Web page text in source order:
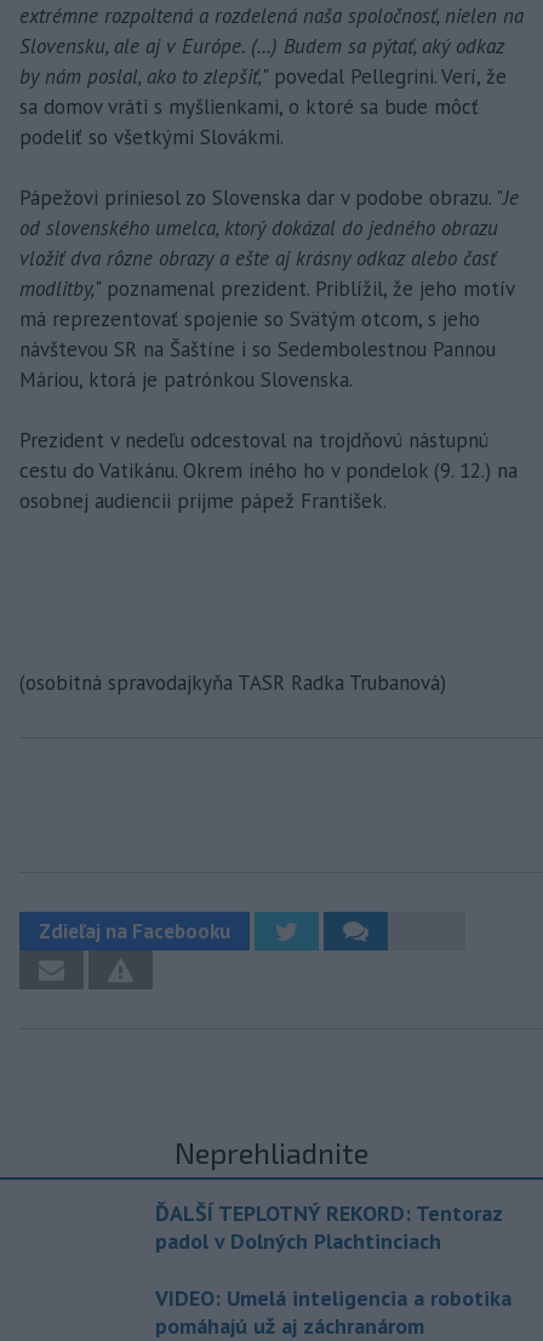
extrémne rozpoltená a rozdelená naša spoločnosť, nielen na
Slovensku, ale aj v Európe. (...) Budem sa pýtať, aký odkaz
by nám poslal, ako to zlepšiť," povedal Pellegrini. Verí, že
sa domov vráti s myšlienkami, o ktoré sa bude môcť
podeliť so všetkými Slovákmi.
Pápežovi priniesol zo Slovenska dar v podobe obrazu. "Je
od slovenského umelca, ktorý dokázal do jedného obrazu
vložiť dva rôzne obrazy a ešte aj krásny odkaz alebo časť
modlitby," poznamenal prezident. Priblížil, že jeho motív
má reprezentovať spojenie so Svätým otcom, s jeho
návštevou SR na Šaštíne i so Sedembolestnou Pannou
Máriou, ktorá je patrónkou Slovenska.
Prezident v nedeľu odcestoval na trojdňovú nástupnú
cestu do Vatikánu. Okrem iného ho v pondelok (9. 12.) na
osobnej audiencii prijme pápež František.
(osobitná spravodajkyňa TASR Radka Trubanová)
Zdieľaj na Facebooku
Neprehliadnite
ĎALŠÍ TEPLOTNÝ REKORD: Tentoraz
padol v Dolných Plachtinciach
VIDEO: Umelá inteligencia a robotika
pomáhajú už aj záchranárom